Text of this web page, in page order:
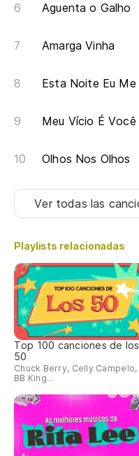
Aguenta o Galho
Amarga Vinha
Esta Noite Eu Me
Meu Vício É Você
Olhos Nos Olhos
Ver todas las
Playlists relacionadas
Top 100 canciones de los
50
Chuck Berry, Celly Campelo,
BB King...